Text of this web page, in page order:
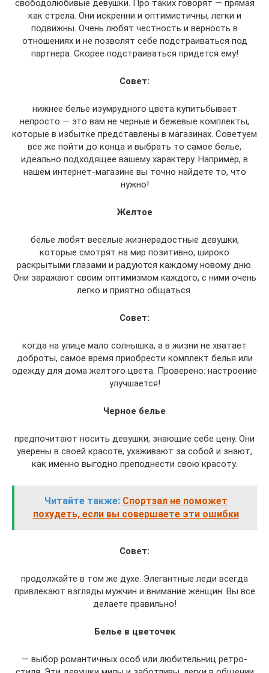
свободолюбивые девушки. Про таких говорят — прямая
как стрела. Они искренни и оптимистичны, легки и
подвижны. Очень любят честность и верность в
отношениях и не позволят себе подстраиваться под
партнера. Скорее подстраиваться придется ему!
Совет:
нижнее белье изумрудного цвета купитьбывает
непросто — это вам не черные и бежевые комплекты,
которые в избытке представлены в магазинах. Советуем
все же пойти до конца и выбрать то самое белье,
идеально подходящее вашему характеру. Например, в
нашем интернет-магазине вы точно найдете то, что
нужно!
Желтое
белье любят веселые жизнерадостные девушки,
которые смотрят на мир позитивно, широко
раскрытыми глазами и радуются каждому новому дню.
Они заражают своим оптимизмом каждого, с ними очень
легко и приятно общаться.
Совет:
когда на улице мало солнышка, а в жизни не хватает
доброты, самое время приобрести комплект белья или
одежду для дома желтого цвета. Проверено: настроение
улучшается!
Черное белье
предпочитают носить девушки, знающие себе цену. Они
уверены в своей красоте, ухаживают за собой и знают,
как именно выгодно преподнести свою красоту.
Читайте также: Спортзал не поможет
похудеть, если вы совершаете эти ошибки
Совет:
продолжайте в том же духе. Элегантные леди всегда
привлекают взгляды мужчин и внимание женщин. Вы все
делаете правильно!
Белье в цветочек
— выбор романтичных особ или любительниц ретро-